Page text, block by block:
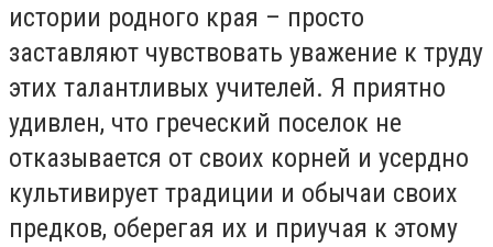
истории родного края – просто
заставляют чувствовать уважение к труду
этих талантливых учителей. Я приятно
удивлен, что греческий поселок не
отказывается от своих корней и усердно
культивирует традиции и обычаи своих
предков, оберегая их и приучая к этому